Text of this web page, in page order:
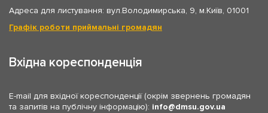
Адреса для листування: вул.Володимирська, 9, м.Київ, 01001
Графік роботи приймальні громадян
Вхідна кореспонденція
E-mail для вхідної кореспонденції (окрім звернень громадян
та запитів на публічну інформацію): info dmsu.gov.ua